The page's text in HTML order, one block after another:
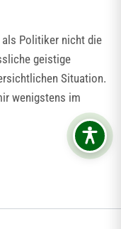
Politiker nicht die
geistige
Situation.
wenigstens im